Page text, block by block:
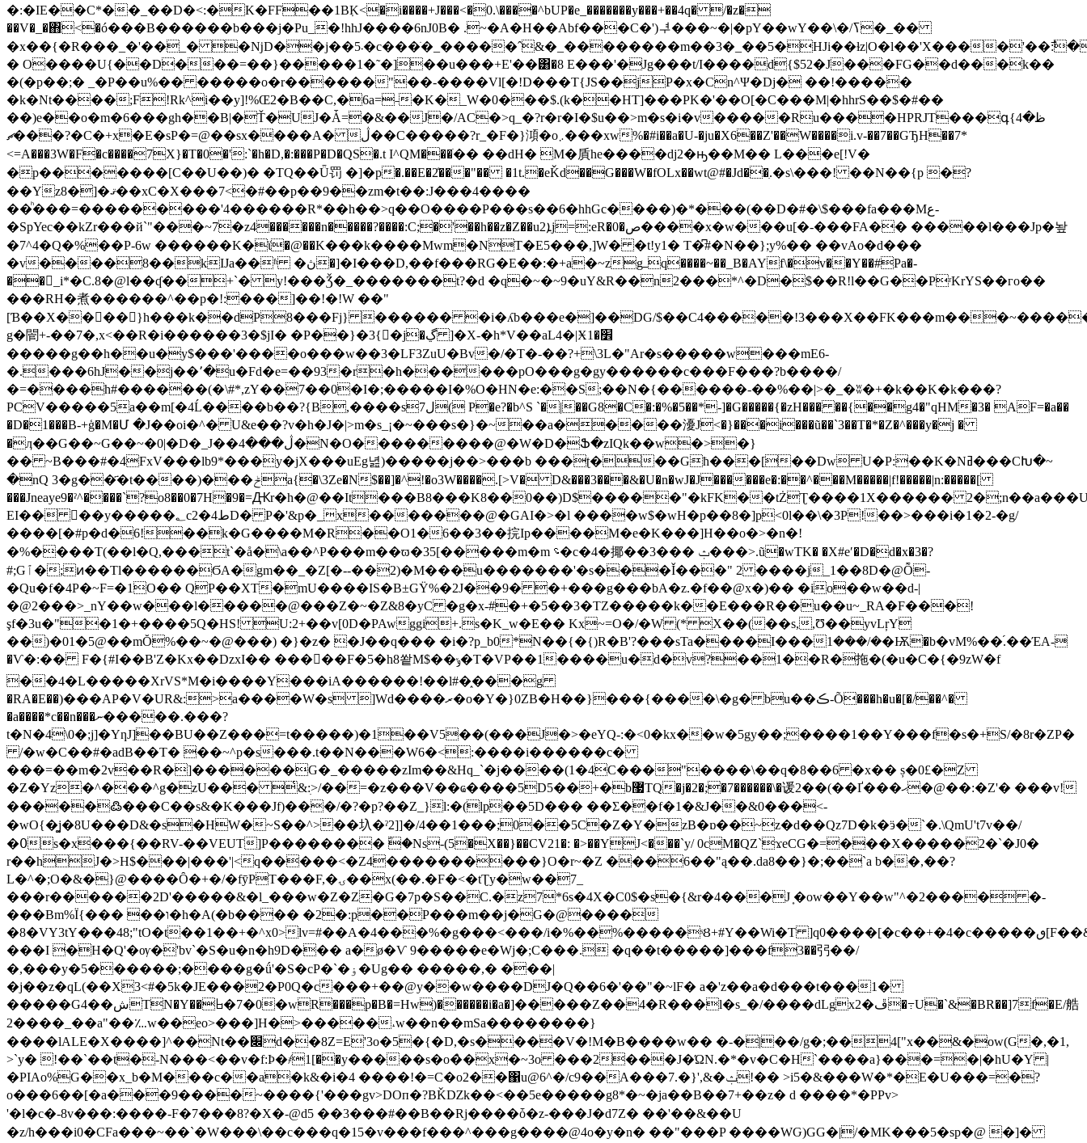
�:�IE��C*��_��D�<:�K�FF��1B߲K<�i����+J���<�0.\����^bUP�e_�������y���+��4q� /�z�
��V�_�΋<�ó���B������b���j�Pu_�!hhJ����6nJ0B� .~�A�H��Аbf���C�')ᅾ���~�|�pY��wY��\�/ߖ�_��
�x��{�R���_�'��_� �ǋD��j��5܁�c���ֺ�_�����ˆ&�_��������m��3�_��5�HJi��ɫz|O�l��'Χ����'��߯:��P.^e�
� O����U{��D���=��}�����1�˜�]��u���+E'��͸�8 E���'�Jg���t/I����d{$52�J���FG��d���k��
�(�p��;� _�P��u%�� �����o�r������"��-����Vl[�!D���T{JS��jP�x�Cn^Ψ�Dj� ��!�����
�k�Nt����;F!Rk^i��y]!%Œ2�B��C,�6a=˗�K�_W�0���$.(k��HT]���PK�'��O[�C���M|�hhrS��$�#��
��)e��o�m�6���gh��B|�Ť�UJ�Ǡ=�&��J�/AC�>q_�?r�r�I�$u��>m�s�i�v�����Ru����HPRJT���գﻇ�4}
�ޗ��?�C�+x�E�sP�=@��sx����A� ڷ��C�����?r_�F�}澒܏�o܇���xw%�#i��a�U-�ju�X6��Z'��W����i.v-��7��GЂH��7*
<=A���3W�F�c����7X}�T�0�':`�h�D,�:���P�D�QS�.t I^QM���ׁ�� ��dH� M�貭he����dj2�ԣ��M�� L���e[!V�
�p�������[C��U��)� �TQ��Ǖ罚 �]�p�.��E�2̒���"�� �1t.�eǨd��G���W�fOLx��wt@#�Jd��ִ.�s\���! ��N��{p �?
��Yz8�]�ޤ��xC�X���7<�#��p��9��zm�t��:J���4����
��ͪ���=���������'4������R*��h��>q��O����P���s��6�hhGc����)�*���(��D�#�\$���fa���Mع-
�SpYec��kZr���й`"���~7�z4������n�����?����:C;�'��h��z�Z��u2ܐj=:eR�0�ص����x�w���u[�-���FA�� �����l���Jp�놮
�7^4�Q�%��P-6w ������K�ϊ�@��K���k����Mwm�NT�E5���,]W� �t!y1� T�͆#�N��};y%�� ��vAo�d���
�v����8��kĲa��ʱ �ڽ�]�I���D,��f���RG�E��:�+a�~zgߺq����~��_B�AYf\�v��Y��#Pa�-
��򵟉_i*�C.8�@l��ʠ��+ˋ� y!���Ǯ�_�������t?�d �q�~�~9�uY&R��n2���*^�D�$��R!l��G��PʳKrYS��гo��
���RH�煮������^��p�!:���]��!�!W ��"
[Ɓ��X����}h���k��dP8���Fj} ������ �i�ʎb���e�]��DG/
g�䦡+-��7�,x<��R�i������3�$jI� �P��}�3{�ٌj�ڲ ]�X-�h*V��aL4�|Ӿ׾�1
�����g��h��u�y$���'����o���w��3�LF3ZuU�Bv�/�T�-��?+\3L�"Ar�s�����w���mE6-
�.���6hJ��j��՚�u�Fd�e=��93�r�h������pO���g�gy������c���F���?b����/
�=����h#������(�\#*,zY��7��0�I�;�����I�%O�HN�e:��S;��N�{������-��%��|>�_�ʬ�+�k��K�k���?
PCV�����5a��m[�4Ĺ����b��?{B,����sل7( P�e?�b^S `�|��G8�C�:�%�5��*-]�G�����{�zH��� ��{��g4�"qHM�3� AF=�a��
�D�1���B-+ģ�M�Մ �J��oi�^� U&e��?v�h�J�|>m�s_¡�~���s�}�~��a�����瀀J<�}���i���ũ��`3��T�*�Z�^���y�j �
�ӆ��G��~G��~�0|�D�_J��ڷ���4�N�O���������@�W�D�Ֆ�zIQk��w�>�}
�� ~B���#�4FxV���lb9*���y�jX���uEg녎)�����j��>���b ���ʈ���Għ���[��Dw U�P:��K�Nߥ���CԽ�~
�nQ 3�g��҃�t����)���ݲa{�\3Ze�N$��]�^!�o3W����.[>V� D&���3���&�U�n�wJ�J������e�:��^���M�����|f!�����|n:�����[
���Jneaye9�ˀ^����`?o8��0�7H�9�=Ԫr�h�@��It���B8���K8��0��)D$�����"�kFK��tŻƮ����1X������
EI�� ��y�����؂c2�4طD� P�'&p�_x�������@�GAI�>�l ����w$�wH�p��8�]p<0l��\�3P!��>���i�1�2-�g/
����[�#p�d�6!��k�G����M�R��O1�6��3��捖Ip����M�e�K���]H��o�>�n�!
�%����T(��l�Q,���t`�å�\a��^P���m��ϖ�35[�����m�m ؝�c�4�揶��3��� ݑ���>.ũ�wTK� �X#eʹ�D�d�x�3�?
#;Gٱ�;ͷ��Tl������ϬA�gm��_�Z[�--��2)�M���u�������'�s���Ǐ���" 2 ����j_1��8D�@Ȭ-
�Qu�f�4P�~F=�1O�� QP��XT�mU����IS�B±GΫ%�2J��9� �+���g���bA�z.�f��@x�)�� �io��w��d-|
�@2���>_nY��w���l�����@���Z�~�Z&8�yC �g�x-#�+�5��3�TZ�����k��E���R��u��u~_RA�F���!
şf�3u�"�1�+����5Q�HS! U:2+��v[0D�PAwggi+.s�K_w�E�� Kx~=O�/�W (* X��(��s,,Ʊ��yvLŗY
��)�01�5@��mŎ%��~�@���) �}�z� �J��q��� �i�?p_b0*N��{�{)R�B'?���sTa����I���܏�/���1�Ѭ�b�vM%��֝.��ΈA-
�Ѵ�:�� F�{#I��B'Z�Kx��DzxI�� ����ٰ�F�5�h8쐍M$��ݸ�T�VP��1����u�d�v?��1��R�拖�(�u�C�{�9zW�f
��4�L�����XrVS*M�i����Y���iA������!��l#�֑���g
�RA�E��)���AP�V�UR&:>a����W�s ]Wd����ރ�o�Y�}0ZB�H��}���{����\�g� bu��ڪ-Õ���h�u�[�/��^�
�a����*c��n���ނ�����.���?
t�N�4\0�;j]�YƞJ]��BU��Z���=t�����)�1��V5��(���J�>�eYQ-:�<0�kx��w�5gy��;����1��Y���f�s�+S/�8r�ZP�
/�w�C��#�adB��T� ��~^p�s���.t��N���W6�<:����i������c�
���=��m�2v��R�]������G�_�����zIm��&Hq_`�j����(1�4C���"����\��q�8��6 �x�� ș�0£�Z
�Z�Yz�^���^g�zU��� ͑&:ׅ>/��=�z���V��ҩ����5D5��+�b޷TQ�j�2�;�7������\�谖2��(��Ґ���ޙ�@��:�Z'� ���v!
�����߷���C��s&�K���Jf)���/܏�?�p?��Z_}l:�(lp��5D��� ��Ʃ��f�1�&J��&0���<-
�wO{�͚j�8U���D&�s�HW�~S��^>��圦�ˀ2]]�/4��1���;0��5C�Z�Y�zB�ɒ��~z�d��Qz7D�k�ӭ�`�.\QmU't7v��/
�߀s�x���{��RV-��VEUT]P�������� ؓ�Ns-(5�X��}��CV21�: �>��YJ<���`y/ 0cM�QZ`ϫeCG�=���X�����2�`�J0�
r��hJ�>H$���|���'|<q�����<�Z4����������}O�r~�Z ���6��"ą��.da8��}�;��`a b��,��?
L�^�;O�&�}@����Ȏ�+�/�fȳPT���F,�ۍ��x(��.�F�<�tƮy�w��7_
���r������2D'�����&�l_���w�Z�Z�G�7p�S��C.�z7*6s�4X�C0$�s�{&r�4���J ͎�ow��Y��w"^�2���� �-
���Bm%Ї{��� ��ו�h�A(�b���� �2�:p��P���m��j�G�@����
�8�VY3tY���48;"tO�t��1��+�^x0>lv=#��A�4���%�g���<���/i�%��%�����ˢȢ+#Y��Wi�T ]q0����[�c��+�4�c�����ٯ[F��&�1��X�G�<��l�
���I �H�Q'�ѹ�'bv`�S�u�n�h9D��� a�ø�Ѵ 9�����e�Wj�;C���. �q��t�����]���f3��弜��/
�,���y�5������;����g�ǘ'�S�cP�`�ۏ�Ug�� �����,� ���|
�j��z�qL(��X3<#�5k�JE���2�P0Q�c���+��@y��w����DJ�Q��6�'��"�~lF� a�'z��a�d���t���1�
�����G4��شTN�Y��𐚆�7�0�wR���p�B�=Hw)������i�a�]�����Z��4�R���l�s_�/����dLgx2�ڦ�߹U�`&�BR��]7f�Ε/艁
2����_��a"��؊w��eo>���]H�>�����˔w��n��mSa��������}
����lALE�X����]^��Nt��׌d��8Z=E'3o�5�{�D,�s����V�!M�B����w�� �-�|��/g�;��4["x��&�ow(G�,�1,
>`y� !��`��t�-N���<��v�f:Ϸ�҂1[��y�����s�o�̀�x�~3o ���2���J�ΏN.�*�v�C�H`����a}���=�|�hU�Y |
�PIAo%G��x_b�M���c��a�k&�i�4 ����!�=C�o2��΁u@6^�/c9��A���7.�}',&�ݑ!�� >i5�&���W�*�E�U���=�?
o���6��[�a���9����~����{'���gv>DOп�?BǨǱk��<��5e�����g8*�~�ja��B��7+��z� d ����*�PPv>
'�l�c�-8v���:����-F�7���8?�X�-@d5 ��3���#��B��Rj����ȱ�z-���J�d7Z� ��'��&��U
�z/h���i0�CFa���~��`�W���\��c���q�15�v���f���^���g����@4o �y�n� ��"���P ����WԌ)GG�|/�MK���5�sp�@ �]�